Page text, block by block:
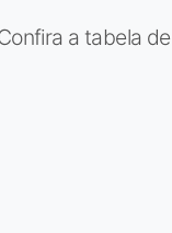
a tabela de